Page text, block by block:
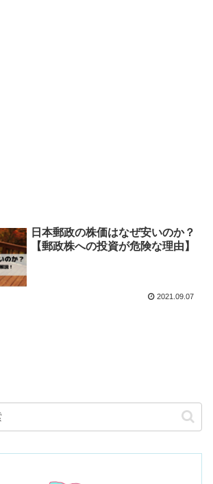
日本郵政の株価はなぜ安いのか？
【郵政株への投資が危険な理由】
2021.09.07